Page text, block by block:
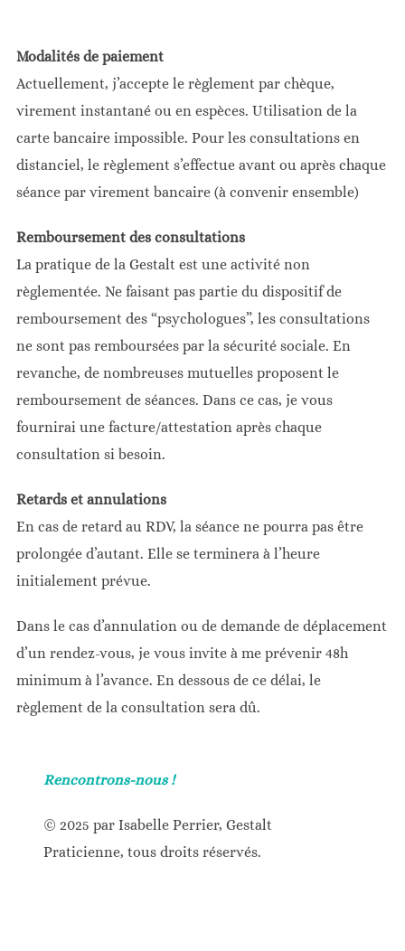
Modalités de paiement
Actuellement, j’accepte le règlement par chèque,
virement instantané ou en espèces. Utilisation de la
carte bancaire impossible. Pour les consultations en
distanciel, le règlement s’effectue avant ou après chaque
séance par virement bancaire (à convenir ensemble)
Remboursement des consultations
La pratique de la Gestalt est une activité non
règlementée. Ne faisant pas partie du dispositif de
remboursement des “psychologues”, les consultations
ne sont pas remboursées par la sécurité sociale. En
revanche, de nombreuses mutuelles proposent le
remboursement de séances. Dans ce cas, je vous
fournirai une facture/attestation après chaque
consultation si besoin.
Retards et annulations
En cas de retard au RDV, la séance ne pourra pas être
prolongée d’autant. Elle se terminera à l’heure
initialement prévue.
Dans le cas d’annulation ou de demande de déplacement
d’un rendez-vous, je vous invite à me prévenir 48h
minimum à l’avance. En dessous de ce délai, le
règlement de la consultation sera dû.
Rencontrons-nous !
© 2025 par Isabelle Perrier, Gestalt
Praticienne, tous droits réservés.